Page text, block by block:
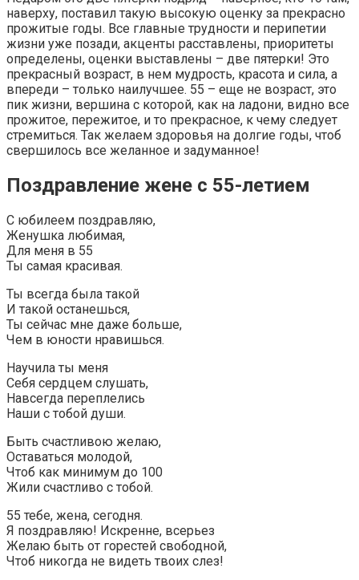
наверху, поставил такую высокую оценку за прекрасно
прожитые годы. Все главные трудности и перипетии
жизни уже позади, акценты расставлены, приоритеты
определены, оценки выставлены – две пятерки! Это
прекрасный возраст, в нем мудрость, красота и сила, а
впереди – только наилучшее. 55 – еще не возраст, это
пик жизни, вершина с которой, как на ладони, видно все
прожитое, пережитое, и то прекрасное, к чему следует
стремиться. Так желаем здоровья на долгие годы, чтоб
свершилось все желанное и задуманное!
Поздравление жене с 55-летием
С юбилеем поздравляю,
Женушка любимая,
Для меня в 55
Ты самая красивая.
Ты всегда была такой
И такой останешься,
Ты сейчас мне даже больше,
Чем в юности нравишься.
Научила ты меня
Себя сердцем слушать,
Навсегда переплелись
Наши с тобой души.
Быть счастливою желаю,
Оставаться молодой,
Чтоб как минимум до 100
Жили счастливо с тобой.
55 тебе, жена, сегодня.
Я поздравляю! Искренне, всерьез
Желаю быть от горестей свободной,
Чтоб никогда не видеть твоих слез!